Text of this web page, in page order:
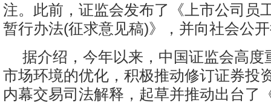
注。此前，证监会发布了《上市公司员
暂行办法(征求意见稿)》，并向社会公
据介绍，今年以来，中国证监会高度
市场环境的优化，积极推动修订证券投
内幕交易司法解释，起草并推动出台了